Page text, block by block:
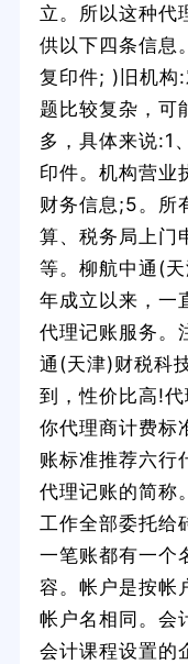
立。所以这种代
供以下四条信息
复印件; )旧机构
题比较复杂，可
多，具体来说:1
印件。机构营业
财务信息;5。所
算、税务局上门
等。柳航中通(
年成立以来，一
代理记账服务。
通(天津)财税科
到，性价比高!
你代理商计费标
账标准推荐六行
代理记账的简称
工作全部委托给
一笔账都有一个
容。帐户是按帐
帐户名相同。会
会计课程设置的